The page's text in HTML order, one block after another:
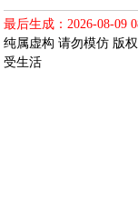
最后生成：2026-08-09
纯属虚构 请勿模仿 版
受生活